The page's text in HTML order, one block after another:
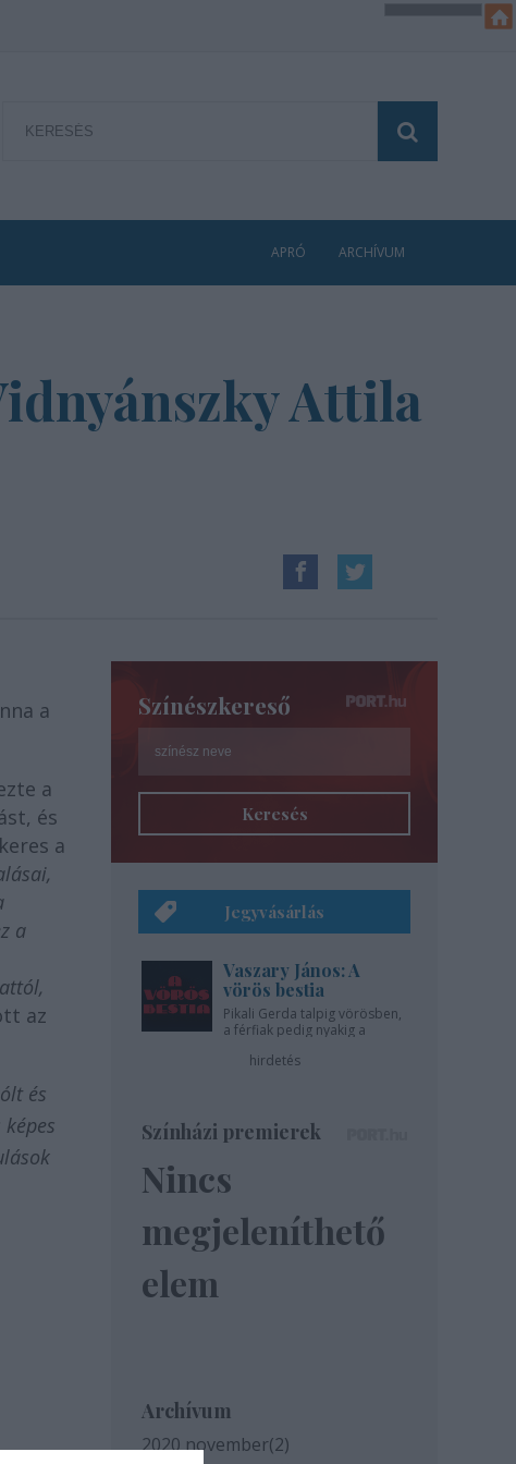
APRÓ ARCHÍVUM
Attila
a
a
és
a
a
az
és
Színészkereső
Keresés
Jegyvásárlás
Vaszary János: A
vörös bestia
Pikali Gerda talpig vörösben,
a férfiak pedig nyakig a
hirdetés
Színházi premierek
Nincs
megjeleníthető
elem
Archívum
2020 november(2)